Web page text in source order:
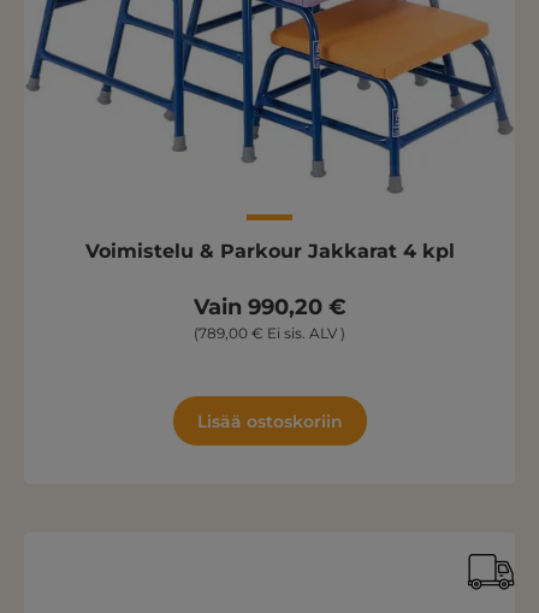
Voimistelu & Parkour Jakkarat 4 kpl
Vain 990,20 €
(789,00 € Ei sis. ALV )
Lisää ostoskoriin